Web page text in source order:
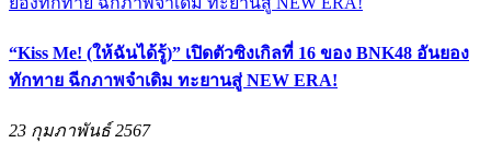
“Kiss Me! (ให้ฉันได้รู้)” เปิดตัวซิงเกิลที่ 16 ของ BNK48 อันยอง
ทักทาย ฉีกภาพจำเดิม ทะยานสู่ NEW ERA!
23 กุมภาพันธ์ 2567